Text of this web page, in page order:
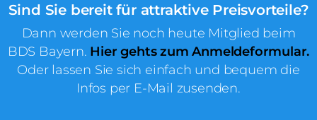
Sind Sie bereit für attraktive Preisvorteile?
Dann werden Sie noch heute Mitglied beim
BDS Bayern. Hier gehts zum Anmeldeformular.
Oder lassen Sie sich einfach und bequem die
Infos per E-Mail zusenden.